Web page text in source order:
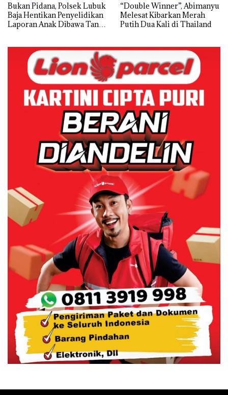
Bukan Pidana, Polsek Lubuk
Baja Hentikan Penyelidikan
Laporan Anak Dibawa Tanpa
“Double Winner”, Abimanyu
Melesat Kibarkan Merah
Putih Dua Kali di Thailand